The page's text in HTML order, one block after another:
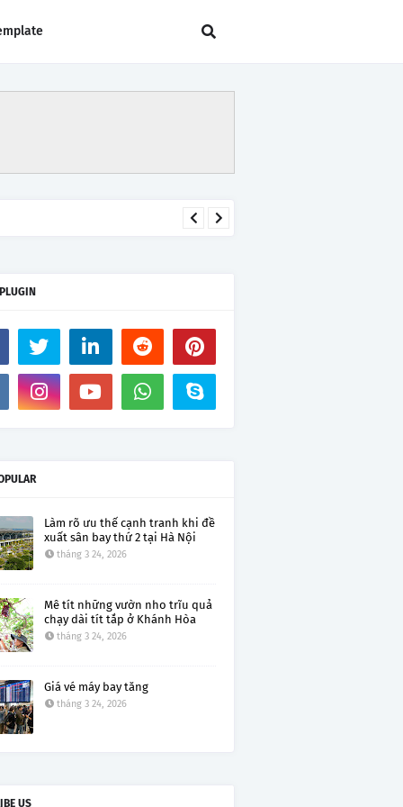
Làm rõ ưu thế cạnh tranh khi đề
xuất sân bay thứ 2 tại Hà Nội
tháng 3 24, 2026
Mê tít những vườn nho trĩu quả
chạy dài tít tắp ở Khánh Hòa
tháng 3 24, 2026
Giá vé máy bay tăng
tháng 3 24, 2026
US